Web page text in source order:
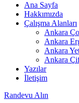
Ana Sayfa
Hakkımızda
Çalışma Alanları
Ankara
Ankara
Ankara
Ankara
Yazılar
İletişim
Randevu Alın